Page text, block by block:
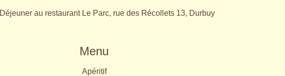
au restaurant Le Parc, rue des Récollets 13, Durbuy
Menu
Apéritif